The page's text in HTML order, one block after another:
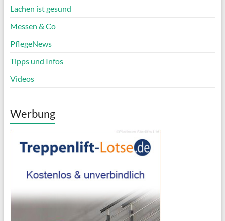
Lachen ist gesund
Messen & Co
PflegeNews
Tipps und Infos
Videos
Werbung